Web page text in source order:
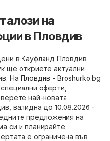
на
в Пловдив
в Кауфланд Пловдив
ще откриете актуални
На Пловдив - Broshurko.bg
оферти,
най-новата
валидна до 10.08.2026 -
предложения на
си и планирайте
е ограничена във